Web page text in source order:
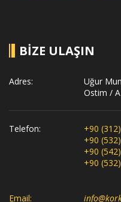
BİZE ULAŞIN
Adres:
Uğur
Ostim /
Telefon:
+90
+90
+90
+90
Email: